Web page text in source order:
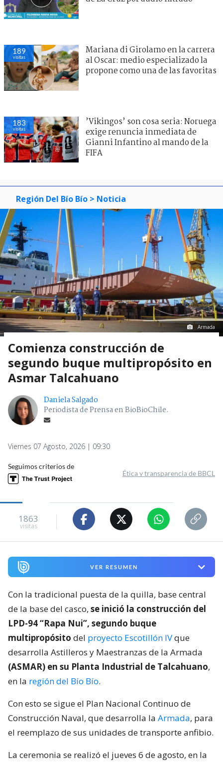
189
visitas
Mariana di Girolamo en la carrera
al Oscar: medio especializado la
propone como una de las favoritas
183
visitas
’Vikingos’ son cosa seria: Noruega
exige renuncia inmediata de
Gianni Infantino al mando de la
FIFA
Región Del Bío Bío > Noticia
Armada
Comienza construcción de
segundo buque multipropósito en
Asmar Talcahuano
Daniela Salgado
Periodista de Prensa en BioBioChile.
Viernes 07 Agosto, 2026 | 09:30
Seguimos criterios de
Ética y transparencia de BBCL
1863
visitas
VER RESUMEN
Con la tradicional puesta de la quilla, base central
de la base del casco, se inició la construcción del
LPD-94 “Rapa Nui”, segundo buque
multipropósito del proyecto Escotillón IVque
desarrolla Astilleros y Maestranzas de la Armada
(ASMAR) en su Planta Industrial de Talcahuano,
en la región del Bío Bío.
Con esto se sigue el Plan Nacional Continuo de
Construcción Naval, que desarrolla la Armada, para
el reemplazo de sus unidades de transporte anfibio.
La ceremonia se realizó el jueves 6 de agosto, en la